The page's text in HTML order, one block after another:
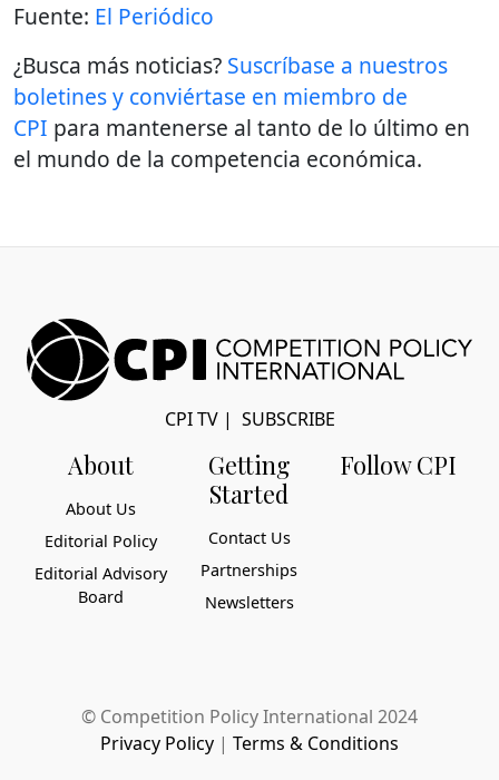
Fuente: El Periódico
¿Busca más noticias? Suscríbase a nuestros
boletines y conviértase en miembro de
CPI para mantenerse al tanto de lo último en
el mundo de la competencia económica.
CPI TV| SUBSCRIBE
About
About Us
Editorial Policy
Editorial Advisory
Board
Getting
Started
Contact Us
Partnerships
Newsletters
Follow CPI
© Competition Policy International 2024
Privacy Policy | Terms & Conditions